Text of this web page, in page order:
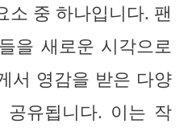
소 중 하나입니다. 팬
을 새로운 시각으로
서 영감을 받은 다양
유됩니다. 이는 작